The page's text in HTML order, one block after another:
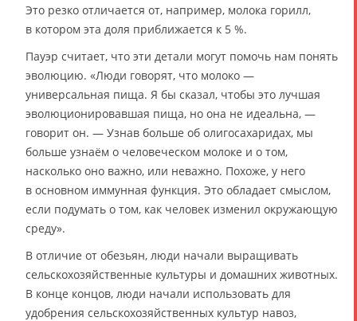
Это резко отличается от, например, молока горилл,
в котором эта доля приближается к 5 %.
Пауэр считает, что эти детали могут помочь нам понять
эволюцию. «Люди говорят, что молоко —
универсальная пища. Я бы сказал, чтобы это лучшая
эволюционировавшая пища, но она не идеальна, —
говорит он. — Узнав больше об олигосахаридах, мы
больше узнаём о человеческом молоке и о том,
насколько оно важно, или неважно. Похоже, у него
в основном иммунная функция. Это обладает смыслом,
если подумать о том, как человек изменил окружающую
среду».
В отличие от обезьян, люди начали выращивать
сельскохозяйственные культуры и домашних животных.
В конце концов, люди начали использовать для
удобрения сельскохозяйственных культур навоз,